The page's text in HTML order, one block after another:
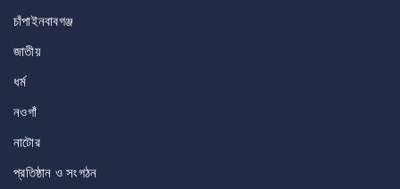
চাঁপাইনবাবগঞ্জ
জাতীয়
ধর্ম
নওগাঁ
নাটোর
প্রতিষ্ঠান ও সংগঠন